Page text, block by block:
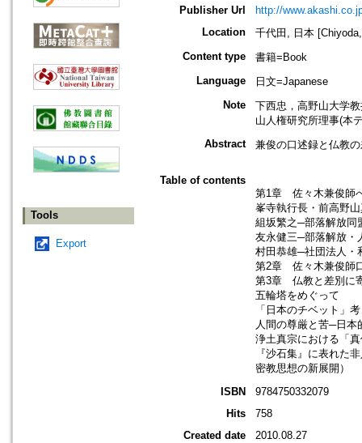
Tools
Export
Publisher Url
http://
Location
千代田, 日本
Content type
書籍=Book
Language
日文=Japanese
Note
下西忠，高野山大学
山人権研究所理事(本
Abstract
兼俊の口述録と仏教
Table of contents
第1章 佐々木兼俊師
峯寺執行長・前高野
組坂繁之─部落解放同
友永健三─部落解放・
村田恭雄─社団法人・
第2章 佐々木兼俊師
第3章 仏教と差別に
五輪塔をめぐって
「日本のチベット」考
人間の尊厳と苦─日本
浄土真宗における「
『沙石集』に表れた
密教思想の新展開）
ISBN
9784750332079
Hits
758
Created date
2010.08.27